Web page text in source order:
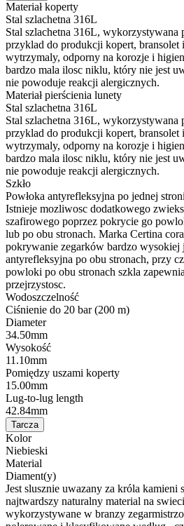
Materiał koperty
Stal szlachetna 316L
Stal szlachetna 316L, wykorzystywana
przyklad do produkcji kopert, bransolet
wytrzymaly, odporny na korozje i
bardzo mala ilosc niklu, który nie jest
nie powoduje reakcji alergicznych.
Materiał pierścienia lunety
Stal szlachetna 316L
Stal szlachetna 316L, wykorzystywana
przyklad do produkcji kopert, bransolet
wytrzymaly, odporny na korozje i
bardzo mala ilosc niklu, który nie jest
nie powoduje reakcji alergicznych.
Szkło
Powłoka antyrefleksyjna po jednej
Istnieje mozliwosc dodatkowego
szafirowego poprzez pokrycie go
lub po obu stronach. Marka Certina
pokrywanie zegarków bardzo wysokiej
antyrefleksyjna po obu stronach, przy
powloki po obu stronach szkla
przejrzystosc.
Wodoszczelność
Ciśnienie do 20 bar (200 m)
Diameter
34.50mm
Wysokość
11.10mm
Pomiędzy uszami koperty
15.00mm
Lug-to-lug length
42.84mm
Tarcza
Kolor
Niebieski
Material
Diament(y)
Jest slusznie uwazany za króla kamieni
najtwardszy naturalny material na
wykorzystywane w branzy